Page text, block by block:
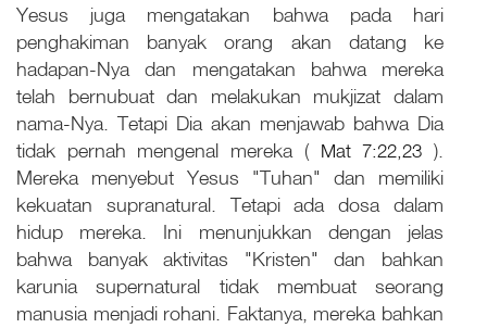
Yesus juga mengatakan bahwa pada hari
penghakiman banyak orang akan datang ke
hadapan-Nya dan mengatakan bahwa mereka
telah bernubuat dan melakukan mukjizat dalam
nama-Nya. Tetapi Dia akan menjawab bahwa Dia
tidak pernah mengenal mereka ( Mat 7:22,23).
Mereka menyebut Yesus "Tuhan" dan memiliki
kekuatan supranatural. Tetapi ada dosa dalam
hidup mereka. Ini menunjukkan dengan jelas
bahwa banyak aktivitas "Kristen" dan bahkan
karunia supernatural tidak membuat seorang
manusia menjadi rohani. Faktanya, mereka bahkan